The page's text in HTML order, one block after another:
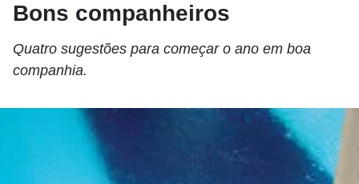
Bons companheiros
Quatro sugestões para começar o ano em boa
companhia.